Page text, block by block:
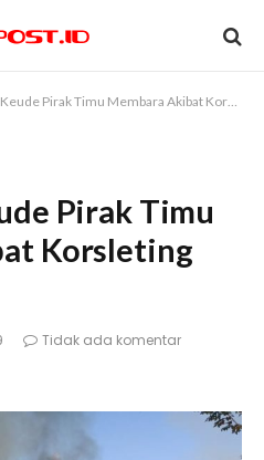
Pirak Timu Membara Akibat Korsleting Listrik
Pirak Timu
Korsleting
Tidak ada komentar